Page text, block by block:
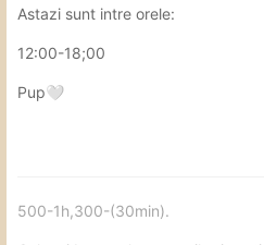
Astazi sunt intre orele:
12:00-18;00
Pup🤍
500-1h,300-(30min).